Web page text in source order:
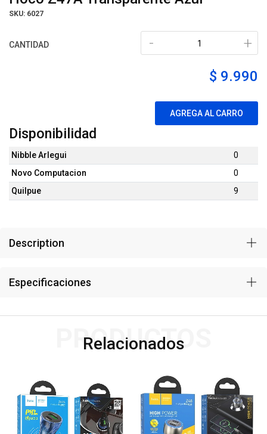
SKU: 6027
CANTIDAD +
-
$ 9.990
AGREGA AL CARRO
Disponibilidad
Nibble Arlegui
0
Novo Computacion
0
Quilpue
9
Description
Especificaciones
Relacionados
PRODUCTOS